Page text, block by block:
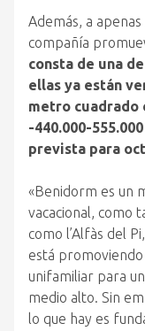
Además, a
compañía
consta de una
ellas ya están
metro cuadrado
-440.000-
prevista para
«Benidorm es un
vacacional, como
como l’Alfàs del
está
unifamiliar para
medio alto. Sin
lo que hay es